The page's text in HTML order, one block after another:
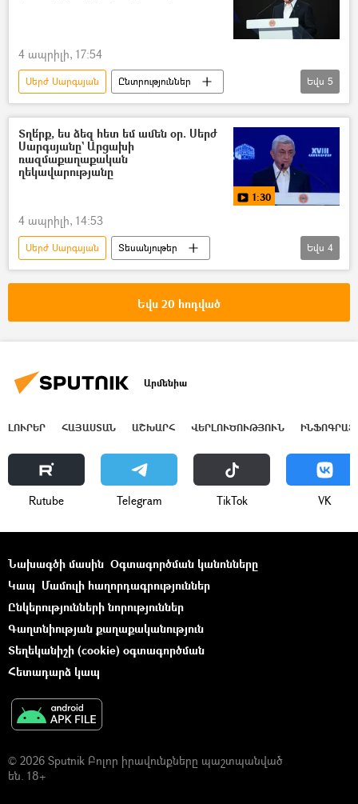
4 ապրիլի, 17:54
Սերժ Սարգսյան
Ընտրություններ
Հայաստանի Հանրապետական կուսակցություն (ՀՀԿ)
«Պատիվ ունեմ» դաշինք
«Հայաստան» դաշինք
«Ուժեղ Հայաստան» կուսակցություն
Եվս 5
Տղե՛րք, ես ձեզ հետ եմ ամեն օր. Սերժ
Սարգսյանը` Արցախի
ռազմաքաղաքական
ղեկավարությանը
1:30
4 ապրիլի, 14:53
Սերժ Սարգսյան
Տեսանյութեր
տեսանյութ
Արցախ
գերի
Հայաստան
Եվս 4
Եվս 20 հոդված
Արմենիա
ԼՈՒՐԵՐ ՀԱՅԱՍՏԱՆ ԱՇԽԱՐՀ ՎԵՐԼՈՒԾՈՒԹՅՈՒՆ
Rutube Telegram ТikТоk VK
Նախագծի մասին Օգտագործման կանոնները
Կապ Մամուլի հաղորդագրություններ
Ընկերությունների նորություններ
Գաղտնիության քաղաքականություն
Տեղեկանիշի (cookie) օգտագործման
Հետադարձ կապ
© 2026 Sputnik Բոլոր իրավունքները պաշտպանված
են. 18+